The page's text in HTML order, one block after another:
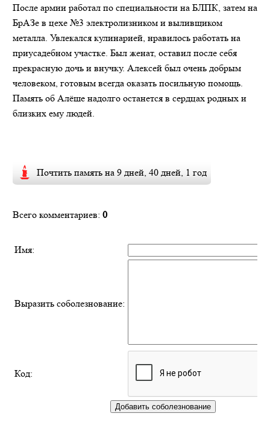
После армии работал по специальности на БЛПК, затем на
БрАЗе в цехе №3 электролизником и выливщиком
металла. Увлекался кулинарией, нравилось работать на
приусадебном участке. Был женат, оставил после себя
прекрасную дочь и внучку. Алексей был очень добрым
человеком, готовым всегда оказать посильную помощь.
Память об Алёше надолго останется в сердцах родных и
близких ему людей.
Почтить память на 9 дней, 40 дней, 1 год
Всего комментариев: 0
Имя:
Выразить соболезнование:
Код: